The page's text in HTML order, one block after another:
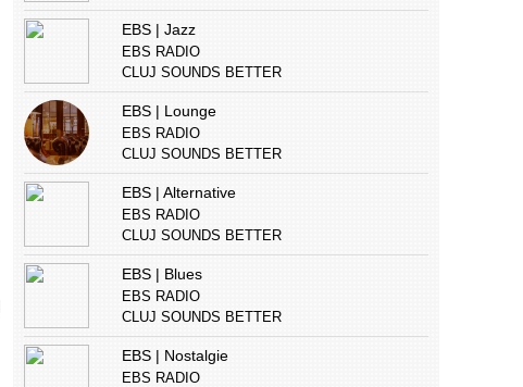
EBS | Jazz
EBS RADIO
CLUJ SOUNDS BETTER
EBS | Lounge
EBS RADIO
CLUJ SOUNDS BETTER
EBS | Alternative
EBS RADIO
CLUJ SOUNDS BETTER
EBS | Blues
EBS RADIO
CLUJ SOUNDS BETTER
EBS | Nostalgie
EBS RADIO